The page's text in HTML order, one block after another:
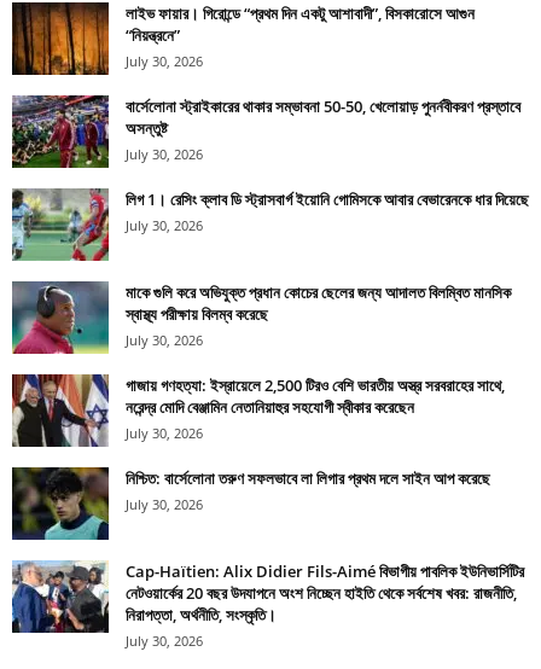
লাইভ ফায়ার। গিরোন্ডে “প্রথম দিন একটু আশাবাদী”, বিসকারোসে আগুন
“নিয়ন্ত্রনে”
July 30, 2026
বার্সেলোনা স্ট্রাইকারের থাকার সম্ভাবনা 50-50, খেলোয়াড় পুনর্নবীকরণ প্রস্তাবে
অসন্তুষ্ট
July 30, 2026
লিগ 1। রেসিং ক্লাব ডি স্ট্রাসবার্গ ইয়োনি গোমিসকে আবার বেভারেনকে ধার দিয়েছে
July 30, 2026
মাকে গুলি করে অভিযুক্ত প্রধান কোচের ছেলের জন্য আদালত বিলম্বিত মানসিক
স্বাস্থ্য পরীক্ষায় বিলম্ব করেছে
July 30, 2026
গাজায় গণহত্যা: ইস্রায়েলে 2,500 টিরও বেশি ভারতীয় অস্ত্র সরবরাহের সাথে,
নরেন্দ্র মোদি বেঞ্জামিন নেতানিয়াহুর সহযোগী স্বীকার করেছেন
July 30, 2026
নিশ্চিত: বার্সেলোনা তরুণ সফলভাবে লা লিগার প্রথম দলে সাইন আপ করেছে
July 30, 2026
Cap-Haïtien: Alix Didier Fils-Aimé বিভাগীয় পাবলিক ইউনিভার্সিটির
নেটওয়ার্কের 20 বছর উদযাপনে অংশ নিচ্ছেন হাইতি থেকে সর্বশেষ খবর: রাজনীতি,
নিরাপত্তা, অর্থনীতি, সংস্কৃতি।
July 30, 2026